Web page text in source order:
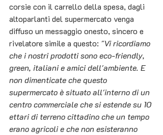
corsie con il carrello della spesa, dagli
altoparlanti del supermercato venga
diffuso un messaggio onesto, sincero e
rivelatore simile a questo: "Vi ricordiamo
che i nostri prodotti sono eco-friendly,
green, italiani e amici dell'ambiente. E
non dimenticate che questo
supermercato è situato all'interno di un
centro commerciale che si estende su 10
ettari di terreno cittadino che un tempo
erano agricoli e che non esisteranno